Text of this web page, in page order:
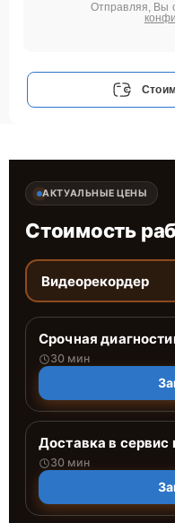
Отправляя, Вы
АКТУАЛЬНЫЕ ЦЕНЫ
Стоимость
Видеорекордер
Срочная
30 мин
Доставка в сервис
30 мин